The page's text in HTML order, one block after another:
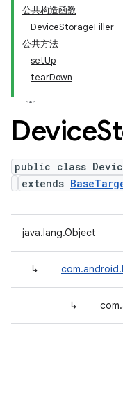
公共构造函数
DeviceStorageFiller
公共方法
setUp
tearDown
Device
public class
extends
java.lang.Object
↳
↳